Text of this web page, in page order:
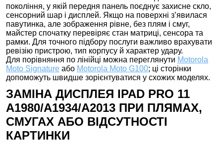
покоління, у якій передня панель поєднує захисне скло,
сенсорний шар і дисплей. Якщо на поверхні з’явилася
павутинка, але зображення рівне, без плям і смуг,
майстер спочатку перевіряє стан матриці, сенсора та
рамки. Для точного підбору послуги важливо врахувати
ревізію пристрою, тип корпусу й характер удару.
Для порівняння по лінійці можна переглянути Motorola
Moto Signature або Motorola Moto G100; ці сторінки
допоможуть швидше зорієнтуватися у схожих моделях.
ЗАМІНА ДИСПЛЕЯ IPAD PRO 11
A1980/A1934/A2013 ПРИ ПЛЯМАХ,
СМУГАХ АБО ВІДСУТНОСТІ
КАРТИНКИ